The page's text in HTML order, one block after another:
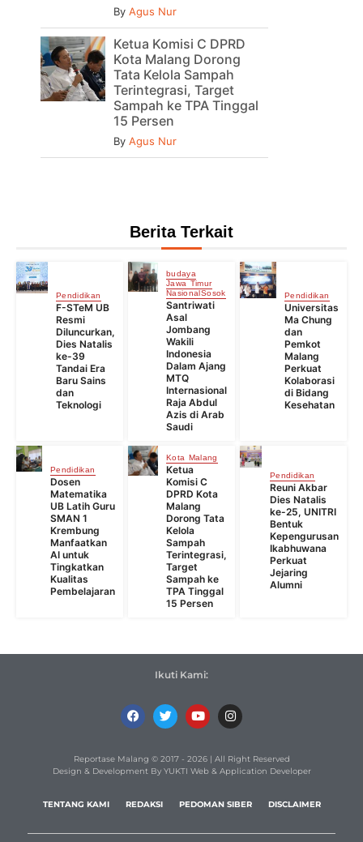
By Agus Nur
Ketua Komisi C DPRD
Kota Malang Dorong
Tata Kelola Sampah
Terintegrasi, Target
Sampah ke TPA Tinggal
15 Persen
By Agus Nur
Berita Terkait
Pendidikan
F-STeM UB
Resmi
Diluncurkan,
Dies Natalis
ke-39
Tandai Era
Baru Sains
dan
Teknologi
budaya
Jawa Timur
NasionalSosok
Santriwati
Asal
Jombang
Wakili
Indonesia
Dalam Ajang
MTQ
Internasional
Raja Abdul
Azis di Arab
Saudi
Pendidikan
Universitas
Ma Chung
dan
Pemkot
Malang
Perkuat
Kolaborasi
di Bidang
Kesehatan
Pendidikan
Dosen
Matematika
UB Latih Guru
SMAN 1
Krembung
Manfaatkan
AI untuk
Tingkatkan
Kualitas
Pembelajaran
Kota Malang
Ketua
Komisi C
DPRD Kota
Malang
Dorong Tata
Kelola
Sampah
Terintegrasi,
Target
Sampah ke
TPA Tinggal
15 Persen
Pendidikan
Reuni Akbar
Dies Natalis
ke-25, UNITRI
Bentuk
Kepengurusan
Ikabhuwana
Perkuat
Jejaring
Alumni
Ikuti Kami:
Reportase Malang © 2017 - 2026 | All Right Reserved
Design & Development By YUKTI Web & Application Developer
TENTANG KAMI REDAKSI PEDOMAN SIBER DISCLAIMER